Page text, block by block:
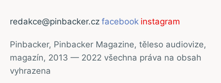
redakce@pinbacker.cz facebook instagram
Pinbacker, Pinbacker Magazine, těleso audiovize,
magazín, 2013 — 2022 všechna práva na obsah
vyhrazena